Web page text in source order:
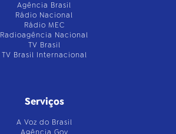
Agência Brasil
Rádio Nacional
Rádio MEC
Radioagência Nacional
TV Brasil
TV Brasil Internacional
Serviços
A Voz do Brasil